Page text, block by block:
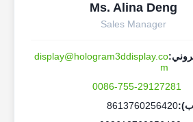
Ms. Alina Deng
Sales Manager
display@hologram3ddisplay.co
m
0086-755-29127281
8613760256420